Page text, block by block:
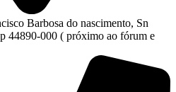
Barbosa do nascimento, Sn
44890-000 ( próximo ao fórum e